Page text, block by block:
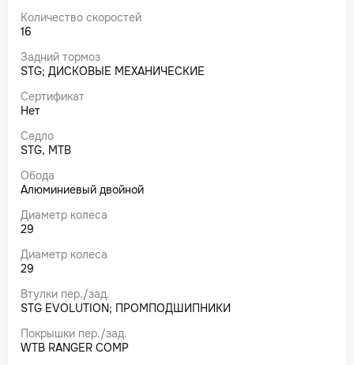
Количество скоростей
16
Задний тормоз
STG; ДИСКОВЫЕ МЕХАНИЧЕСКИЕ
Сертификат
Нет
Седло
STG, MTB
Обода
Алюминиевый двойной
Диаметр колеса
29
Диаметр колеса
29
Втулки пер./зад.
STG EVOLUTION; ПРОМПОДШИПНИКИ
Покрышки пер./зад.
WTB RANGER COMP